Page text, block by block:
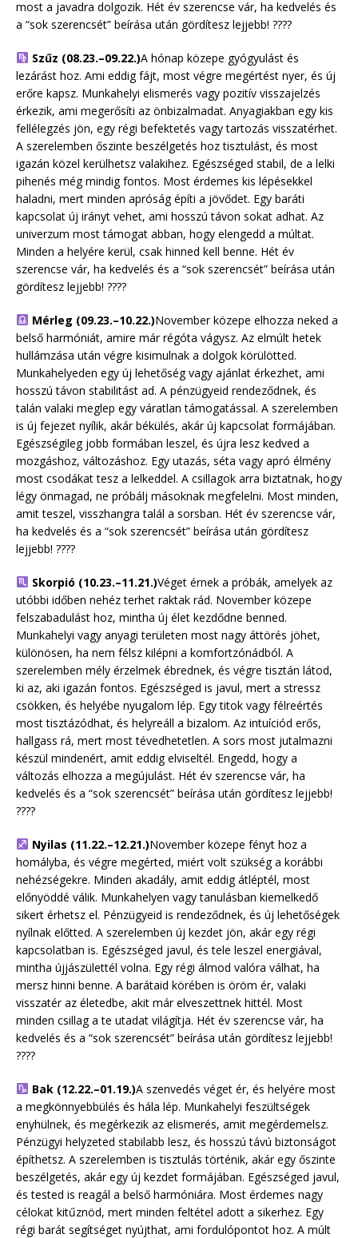
most a javadra dolgozik. Hét év szerencse vár, ha kedvelés és
a “sok szerencsét” beírása után gördítesz lejjebb! ????
Szűz (08.23.–09.22.)A hónap közepe gyógyulást és
lezárást hoz. Ami eddig fájt, most végre megértést nyer, és új
erőre kapsz. Munkahelyi elismerés vagy pozitív visszajelzés
érkezik, ami megerősíti az önbizalmadat. Anyagiakban egy kis
fellélegzés jön, egy régi befektetés vagy tartozás visszatérhet.
A szerelemben őszinte beszélgetés hoz tisztulást, és most
igazán közel kerülhetsz valakihez. Egészséged stabil, de a lelki
pihenés még mindig fontos. Most érdemes kis lépésekkel
haladni, mert minden apróság építi a jövődet. Egy baráti
kapcsolat új irányt vehet, ami hosszú távon sokat adhat. Az
univerzum most támogat abban, hogy elengedd a múltat.
Minden a helyére kerül, csak hinned kell benne. Hét év
szerencse vár, ha kedvelés és a “sok szerencsét” beírása után
gördítesz lejjebb! ????
Mérleg (09.23.–10.22.)November közepe elhozza neked a
belső harmóniát, amire már régóta vágysz. Az elmúlt hetek
hullámzása után végre kisimulnak a dolgok körülötted.
Munkahelyeden egy új lehetőség vagy ajánlat érkezhet, ami
hosszú távon stabilitást ad. A pénzügyeid rendeződnek, és
talán valaki meglep egy váratlan támogatással. A szerelemben
is új fejezet nyílik, akár békülés, akár új kapcsolat formájában.
Egészségileg jobb formában leszel, és újra lesz kedved a
mozgáshoz, változáshoz. Egy utazás, séta vagy apró élmény
most csodákat tesz a lelkeddel. A csillagok arra biztatnak, hogy
légy önmagad, ne próbálj másoknak megfelelni. Most minden,
amit teszel, visszhangra talál a sorsban. Hét év szerencse vár,
ha kedvelés és a “sok szerencsét” beírása után gördítesz
lejjebb! ????
Skorpió (10.23.–11.21.)Véget érnek a próbák, amelyek az
utóbbi időben nehéz terhet raktak rád. November közepe
felszabadulást hoz, mintha új élet kezdődne benned.
Munkahelyi vagy anyagi területen most nagy áttörés jöhet,
különösen, ha nem félsz kilépni a komfortzónádból. A
szerelemben mély érzelmek ébrednek, és végre tisztán látod,
ki az, aki igazán fontos. Egészséged is javul, mert a stressz
csökken, és helyébe nyugalom lép. Egy titok vagy félreértés
most tisztázódhat, és helyreáll a bizalom. Az intuíciód erős,
hallgass rá, mert most tévedhetetlen. A sors most jutalmazni
készül mindenért, amit eddig elviseltél. Engedd, hogy a
változás elhozza a megújulást. Hét év szerencse vár, ha
kedvelés és a “sok szerencsét” beírása után gördítesz lejjebb!
????
Nyilas (11.22.–12.21.)November közepe fényt hoz a
homályba, és végre megérted, miért volt szükség a korábbi
nehézségekre. Minden akadály, amit eddig átléptél, most
előnyöddé válik. Munkahelyen vagy tanulásban kiemelkedő
sikert érhetsz el. Pénzügyeid is rendeződnek, és új lehetőségek
nyílnak előtted. A szerelemben új kezdet jön, akár egy régi
kapcsolatban is. Egészséged javul, és tele leszel energiával,
mintha újjászülettél volna. Egy régi álmod valóra válhat, ha
mersz hinni benne. A barátaid körében is öröm ér, valaki
visszatér az életedbe, akit már elveszettnek hittél. Most
minden csillag a te utadat világítja. Hét év szerencse vár, ha
kedvelés és a “sok szerencsét” beírása után gördítesz lejjebb!
????
Bak (12.22.–01.19.)A szenvedés véget ér, és helyére most
a megkönnyebbülés és hála lép. Munkahelyi feszültségek
enyhülnek, és megérkezik az elismerés, amit megérdemelsz.
Pénzügyi helyzeted stabilabb lesz, és hosszú távú biztonságot
építhetsz. A szerelemben is tisztulás történik, akár egy őszinte
beszélgetés, akár egy új kezdet formájában. Egészséged javul,
és tested is reagál a belső harmóniára. Most érdemes nagy
célokat kitűznöd, mert minden feltétel adott a sikerhez. Egy
régi barát segítséget nyújthat, ami fordulópontot hoz. A múlt